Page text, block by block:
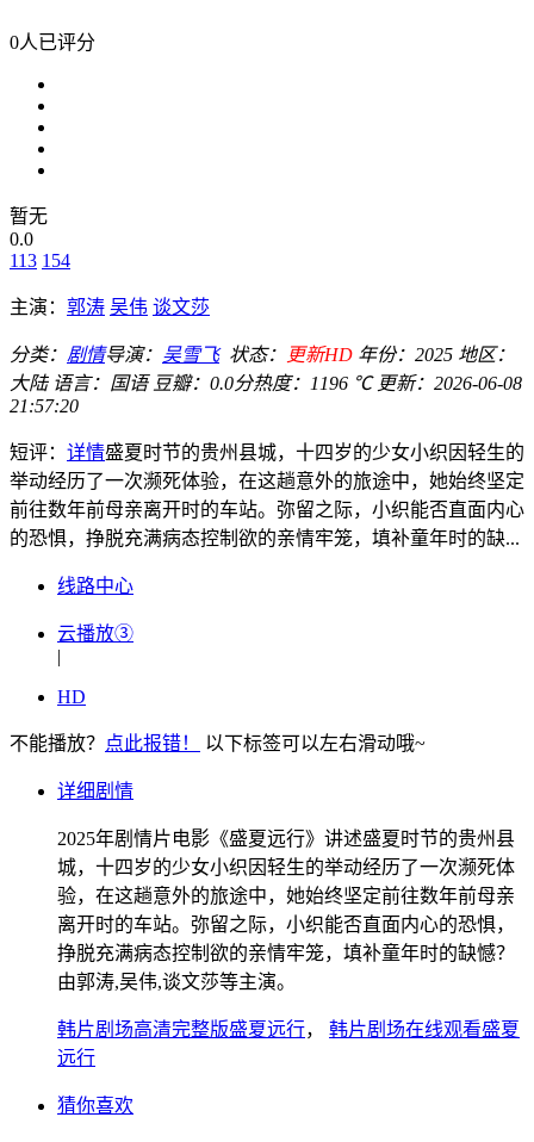
0人已评分
暂无
0.0
113 154
主演： 郭涛 吴伟 谈文莎
分类： 剧情导演： 吴雪飞 状态： 更新HD 年份： 2025 地区：
大陆 语言： 国语 豆瓣：0.0分热度：1196 ℃ 更新： 2026-06-08
21:57:20
短评： 详情盛夏时节的贵州县城，十四岁的少女小织因轻生的
举动经历了一次濒死体验，在这趟意外的旅途中，她始终坚定
前往数年前母亲离开时的车站。弥留之际，小织能否直面内心
的恐惧，挣脱充满病态控制欲的亲情牢笼，填补童年时的缺...
线路中心
云播放③
|
HD
不能播放？ 点此报错！ 以下标签可以左右滑动哦~
详细剧情
2025年剧情片电影《盛夏远行》讲述盛夏时节的贵州县
城，十四岁的少女小织因轻生的举动经历了一次濒死体
验，在这趟意外的旅途中，她始终坚定前往数年前母亲
离开时的车站。弥留之际，小织能否直面内心的恐惧，
挣脱充满病态控制欲的亲情牢笼，填补童年时的缺憾？
由郭涛,吴伟,谈文莎等主演。
韩片剧场高清完整版盛夏远行，
韩片剧场在线观看盛夏
远行
猜你喜欢